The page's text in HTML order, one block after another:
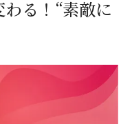
る！“素敵に